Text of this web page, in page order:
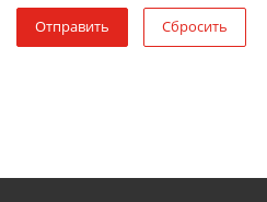
Отправить Сбросить